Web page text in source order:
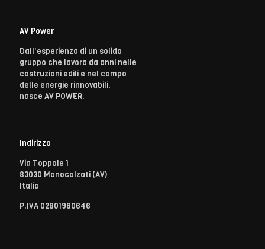
AV Power
Dall’esperienza di un solido
gruppo che lavora da anni nelle
costruzioni edili e nel campo
delle energie rinnovabili,
nasce AV POWER.
Indirizzo
Via Toppole 1
83030 Manocalzati (AV)
Italia
P.IVA 02801980646